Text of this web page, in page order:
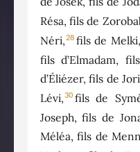
Résa, fils de
Néri,28 fils de
fils d’Elmadam,
d’Éliézer, fils de
Lévi,30 fils de
Joseph, fils de
Méléa, fils de